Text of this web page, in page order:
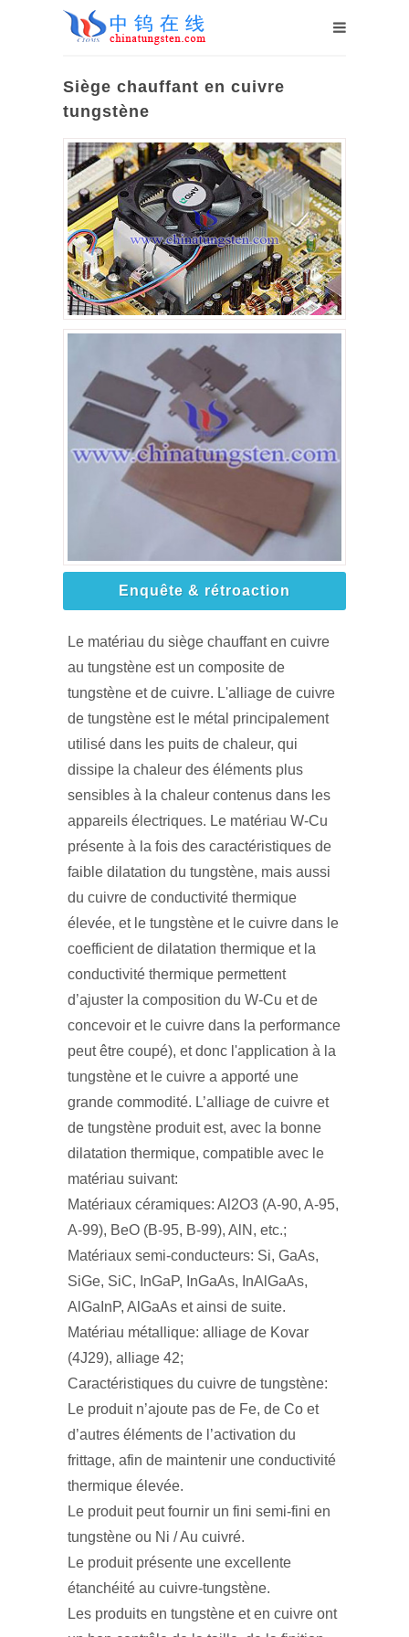
Siège chauffant en cuivre
tungstène
Enquête & rétroaction
Le matériau du siège chauffant en cuivre
au tungstène est un composite de
tungstène et de cuivre. L'alliage de cuivre
de tungstène est le métal principalement
utilisé dans les puits de chaleur, qui
dissipe la chaleur des éléments plus
sensibles à la chaleur contenus dans les
appareils électriques. Le matériau W-Cu
présente à la fois des caractéristiques de
faible dilatation du tungstène, mais aussi
du cuivre de conductivité thermique
élevée, et le tungstène et le cuivre dans le
coefficient de dilatation thermique et la
conductivité thermique permettent
d’ajuster la composition du W-Cu et de
concevoir et le cuivre dans la performance
peut être coupé), et donc l'application à la
tungstène et le cuivre a apporté une
grande commodité. L’alliage de cuivre et
de tungstène produit est, avec la bonne
dilatation thermique, compatible avec le
matériau suivant:
Matériaux céramiques: Al2O3 (A-90, A-95,
A-99), BeO (B-95, B-99), AlN, etc.;
Matériaux semi-conducteurs: Si, GaAs,
SiGe, SiC, InGaP, InGaAs, InAlGaAs,
AlGaInP, AlGaAs et ainsi de suite.
Matériau métallique: alliage de Kovar
(4J29), alliage 42;
Caractéristiques du cuivre de tungstène:
Le produit n’ajoute pas de Fe, de Co et
d’autres éléments de l’activation du
frittage, afin de maintenir une conductivité
thermique élevée.
Le produit peut fournir un fini semi-fini en
tungstène ou Ni / Au cuivré.
Le produit présente une excellente
étanchéité au cuivre-tungstène.
Les produits en tungstène et en cuivre ont